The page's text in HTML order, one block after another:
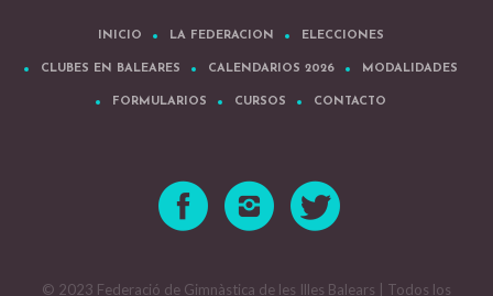
INICIO LA FEDERACION ELECCIONES
CLUBES EN BALEARES CALENDARIOS 2026 MODALIDADES
FORMULARIOS CURSOS CONTACTO
© 2023 Federació de Gimnàstica de les Illes Balears | Todos los